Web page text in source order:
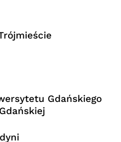
Gdańskiego